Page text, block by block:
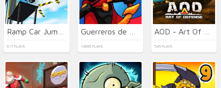
617 PLAYS 14695 PLAYS 545 PLAYS